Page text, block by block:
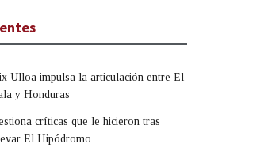
Ulloa impulsa la articulación entre El
y Honduras
críticas que le hicieron tras
El Hipódromo